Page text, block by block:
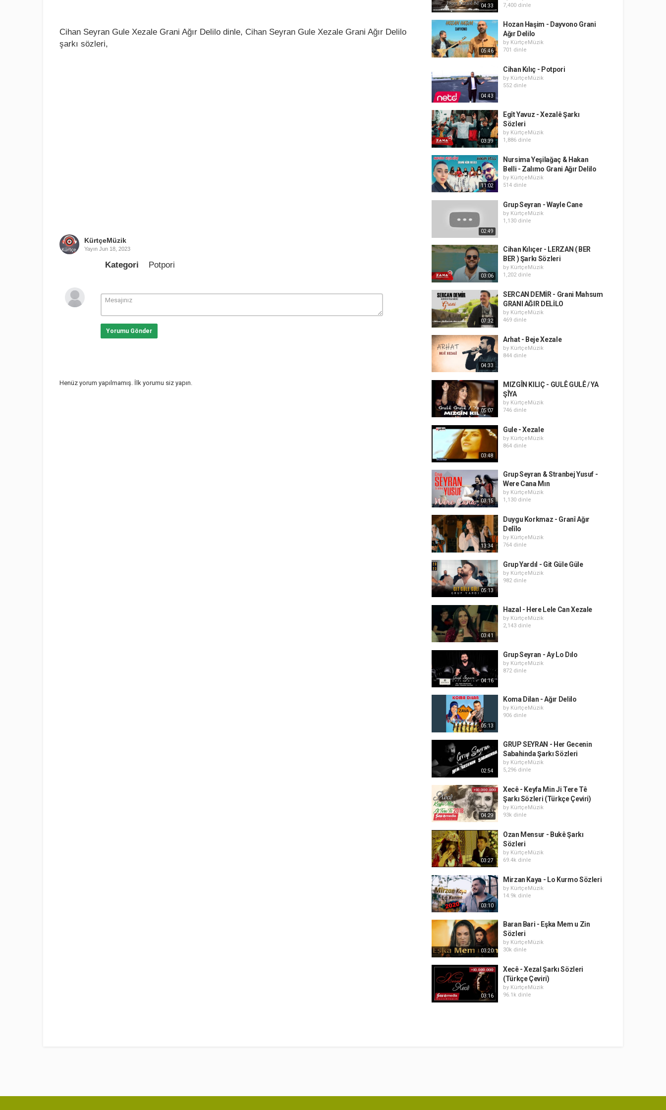
Cihan Seyran Gule Xezale Grani Ağır Delilo dinle, Cihan Seyran Gule Xezale Grani Ağır Delilo
şarkı sözleri,
KürtçeMüzik
Yayın Jun 18, 2023
Kategori Potpori
Yorumu Gönder
Henüz yorum yapılmamış. İlk yorumu siz yapın.
04:33
7,400 dinle
05:46
Hozan Haşim - Dayvono Grani
Ağır Delilo
by KürtçeMüzik
701 dinle
04:43
Cihan Kılıç - Potpori
by KürtçeMüzik
552 dinle
03:39
Egît Yavuz - Xezalê Şarkı
Sözleri
by KürtçeMüzik
1,886 dinle
11:02
Nursima Yeşilağaç & Hakan
Belli - Zalımo Grani Ağır Delilo
by KürtçeMüzik
514 dinle
02:49
Grup Seyran - Wayle Cane
by KürtçeMüzik
1,130 dinle
03:06
Cihan Kılıçer - LERZAN ( BER
BER ) Şarkı Sözleri
by KürtçeMüzik
1,202 dinle
07:32
SERCAN DEMİR - Grani Mahsum
GRANI AĞIR DELİLO
by KürtçeMüzik
469 dinle
04:33
Arhat - Beje Xezale
by KürtçeMüzik
844 dinle
05:07
MIZGÎN KILIÇ - GULÊ GULÊ / YA
ŞÎYA
by KürtçeMüzik
746 dinle
03:48
Gule - Xezale
by KürtçeMüzik
864 dinle
03:15
Grup Seyran & Stranbej Yusuf -
Were Cana Mın
by KürtçeMüzik
1,130 dinle
13:34
Duygu Korkmaz - Granî Ağır
Delîlo
by KürtçeMüzik
764 dinle
05:13
Grup Yardıl - Git Güle Güle
by KürtçeMüzik
982 dinle
03:41
Hazal - Here Lele Can Xezale
by KürtçeMüzik
2,143 dinle
04:16
Grup Seyran - Ay Lo Dılo
by KürtçeMüzik
872 dinle
05:13
Koma Dilan - Ağır Delilo
by KürtçeMüzik
906 dinle
02:54
GRUP SEYRAN - Her Gecenin
Sabahinda Şarkı Sözleri
by KürtçeMüzik
5,296 dinle
04:29
Xecê - Keyfa Min Ji Tere Tê
Şarkı Sözleri (Türkçe Çeviri)
by KürtçeMüzik
93k dinle
03:27
Ozan Mensur - Bukê Şarkı
Sözleri
by KürtçeMüzik
69.4k dinle
03:10
Mirzan Kaya - Lo Kurmo Sözleri
by KürtçeMüzik
14.9k dinle
03:20
Baran Bari - Eşka Mem u Zin
Sözleri
by KürtçeMüzik
30k dinle
03:16
Xecê - Xezal Şarkı Sözleri
(Türkçe Çeviri)
by KürtçeMüzik
96.1k dinle